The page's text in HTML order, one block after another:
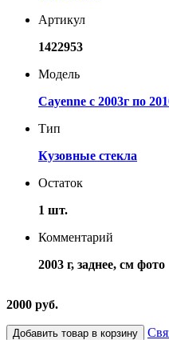
Артикул
1422953
Модель
Cayenne с 2003г по
Тип
Кузовные стекла
Остаток
1 шт.
Комментарий
2003 г, заднее, см фото
2000 руб.
Добавить товар в корзину